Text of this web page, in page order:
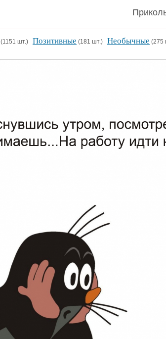
(1151 шт.) Позитивные (181 шт.) Необычные